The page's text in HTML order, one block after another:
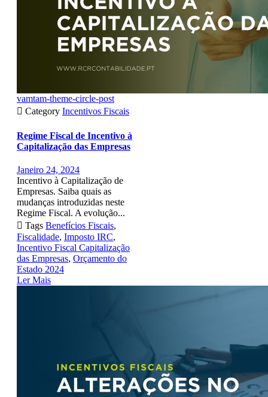
vamtam-theme-circle-post
 Category Incentivos Fiscais
Regime Fiscal de Incentivo à
Capitalização das Empresas
Janeiro 24, 2024
Incentivo à Capitalização de
Empresas. Saiba quais as
mudanças introduzidas neste
Regime Fiscal. A evolução...
 Tags Benefícios Fiscais,
Fiscalidade, Imposto IRC,
Incentivo Fiscal Capitalização
das Empresas, Orçamento do
Estado 2024
Ler Mais